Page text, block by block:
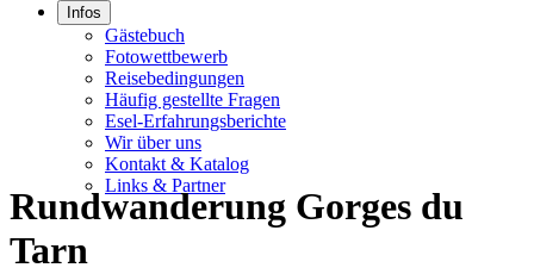
Infos
Gästebuch
Fotowettbewerb
Reisebedingungen
Häufig gestellte Fragen
Esel-Erfahrungsberichte
Wir über uns
Kontakt & Katalog
Links & Partner
Rundwanderung Gorges du
Tarn